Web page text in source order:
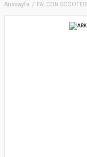
Anasayfa FALCON SCOOTER